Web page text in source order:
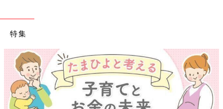
もっちり泡ですっきり爽快！「チャントアチャーム パウダ
特集